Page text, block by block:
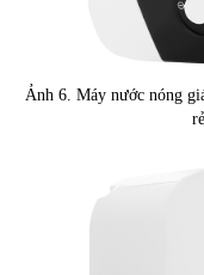
Ảnh 6. Máy nước nóng
rẻ